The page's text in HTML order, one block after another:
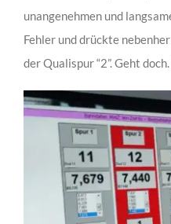
unangenehmen und
Fehler und drückte
der Qualispur “2”. Geht